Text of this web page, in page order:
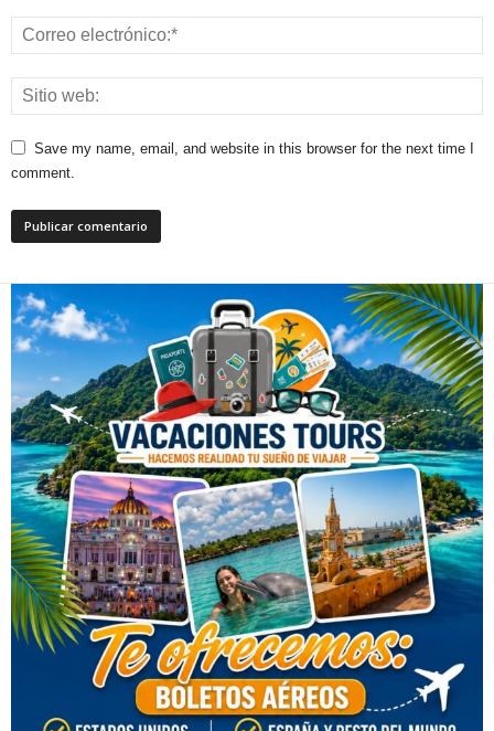
Save my name, email, and website in this browser for the next time I
comment.